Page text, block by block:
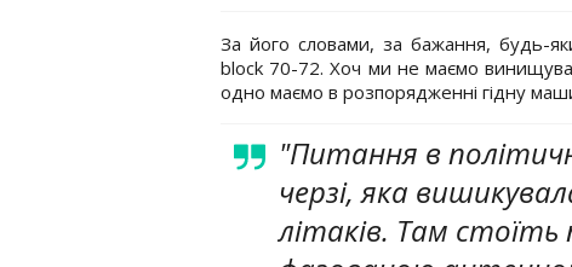
За його словами, за бажання, будь-
block 70-72. Хоч ми не маємо
одно маємо в розпорядженні гідну
"Питання в
черзі, яка
літаків. Там